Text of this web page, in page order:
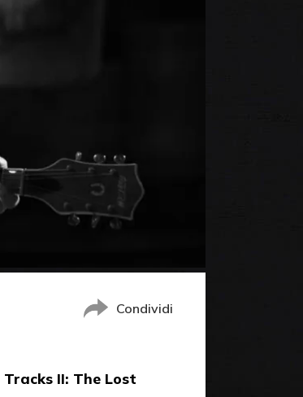
Condividi
Tracks II: The Lost